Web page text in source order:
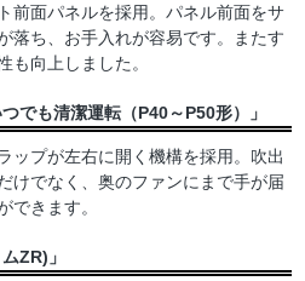
前面パネルを採用。パネル前面をサ
落ち、お手入れが容易です。またす
も向上しました。
でも清潔運転（P40～P50形）」
ップが左右に開く機構を採用。吹出
けでなく、奥のファンにまで手が届
できます。
ZR)」